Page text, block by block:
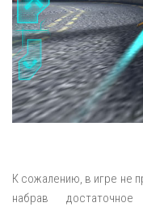
К сожалению, в игре не
набрав